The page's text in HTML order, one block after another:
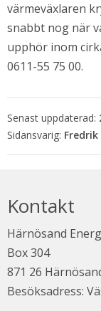
värmeväxlaren
snabbt nog när
upphör inom
0611-55 75 00.
Senast uppdaterad:
Fredrik
Kontakt
Härnösand
Box 304
871 26
Besöksadress: